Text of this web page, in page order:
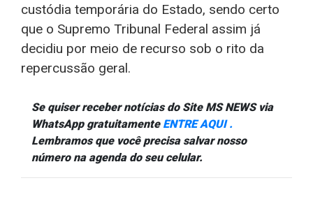
custódia temporária do Estado, sendo certo
que o Supremo Tribunal Federal assim já
decidiu por meio de recurso sob o rito da
repercussão geral.
Se quiser receber notícias do Site MS NEWS via
WhatsApp gratuitamente ENTRE AQUI .
Lembramos que você precisa salvar nosso
número na agenda do seu celular.